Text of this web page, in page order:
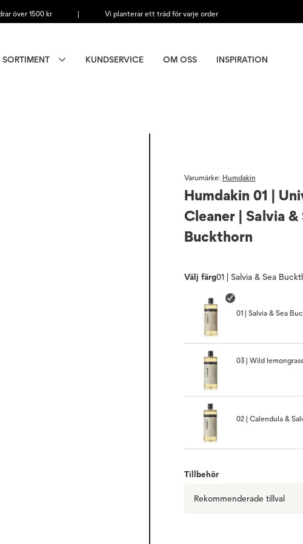
över 1500 kr | Vi planterar ett träd för varje order
SORTIMENT KUNDSERVICE OM OSS INSPIRATION
Humdakin 01 |
Cleaner | Salvia &
Buckthorn
Varumärke: Humdakin
Välj färg01 | Salvia & Sea
01 | Salvia & Sea
03 | Wild
02 | Calendula &
Tillbehör
Rekommenderade tillval